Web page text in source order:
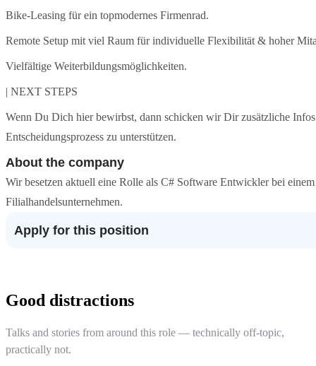
Bike-Leasing für ein topmodernes Firmenrad.
Remote Setup mit viel Raum für individuelle Flexibilität & hoher
Vielfältige Weiterbildungsmöglichkeiten.
| NEXT STEPS
Wenn Du Dich hier bewirbst, dann schicken wir Dir zusätzliche
Entscheidungsprozess zu unterstützen.
About the company
Wir besetzen aktuell eine Rolle als C# Software Entwickler bei
Filialhandelsunternehmen.
Apply for this position
Good distractions
Talks and stories from around this role — technically off-topic,
practically not.